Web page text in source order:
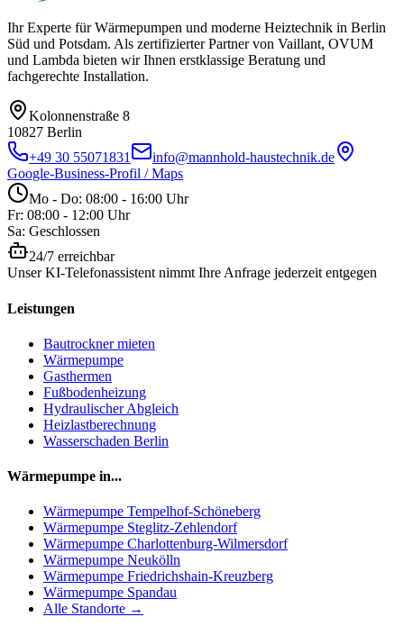
Ihr Experte für Wärmepumpen und moderne Heiztechnik in Berlin
Süd und Potsdam. Als zertifizierter Partner von Vaillant, OVUM
und Lambda bieten wir Ihnen erstklassige Beratung und
fachgerechte Installation.
Kolonnenstraße 8
10827 Berlin
+49 30 55071831
info@mannhold-haustechnik.de
Google-Business-Profil / Maps
Mo - Do: 08:00 - 16:00 Uhr
Fr: 08:00 - 12:00 Uhr
Sa: Geschlossen
24/7 erreichbar
Unser KI-Telefonassistent nimmt Ihre Anfrage jederzeit entgegen
Leistungen
Bautrockner mieten
Wärmepumpe
Gasthermen
Fußbodenheizung
Hydraulischer Abgleich
Heizlastberechnung
Wasserschaden Berlin
Wärmepumpe in...
Wärmepumpe Tempelhof-Schöneberg
Wärmepumpe Steglitz-Zehlendorf
Wärmepumpe Charlottenburg-Wilmersdorf
Wärmepumpe Neukölln
Wärmepumpe Friedrichshain-Kreuzberg
Wärmepumpe Spandau
Alle Standorte →